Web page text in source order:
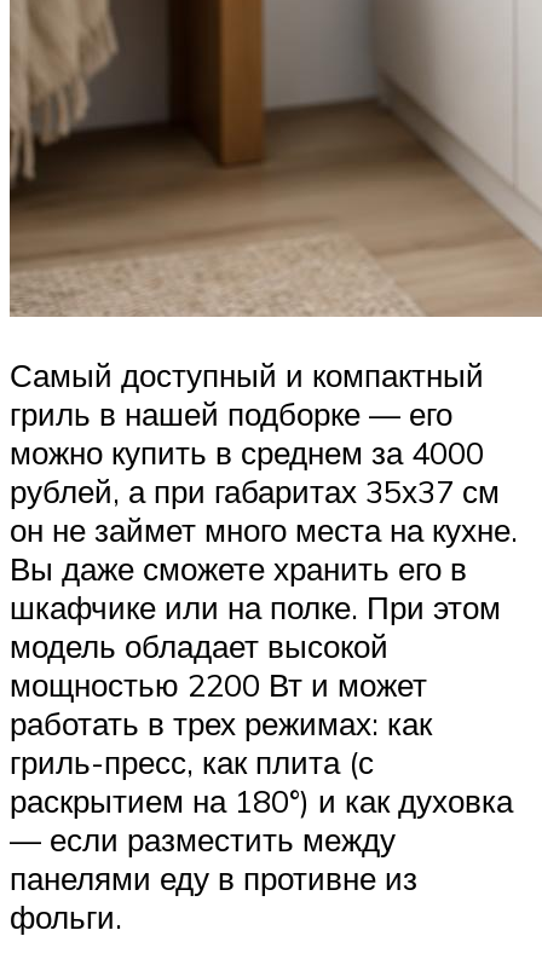
Самый доступный и компактный
гриль в нашей подборке — его
можно купить в среднем за 4000
рублей, а при габаритах 35х37 см
он не займет много места на кухне.
Вы даже сможете хранить его в
шкафчике или на полке. При этом
модель обладает высокой
мощностью 2200 Вт и может
работать в трех режимах: как
гриль-пресс, как плита (с
раскрытием на 180°) и как духовка
— если разместить между
панелями еду в противне из
фольги.